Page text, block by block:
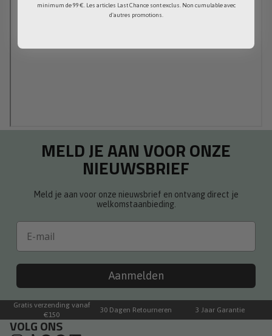
MELD JE AAN VOOR ONZE
NIEUWSBRIEF
Meld je aan voor onze nieuwsbrief en ontvang direct je
welkomstaanbieding.
Email
Aanmelden
Gratis verzending vanaf
€150
30 Dagen Retourneren 3 Jaar Garantie
VOLG ONS
minimum de 99 €. Les articles Last Chance sont exclus. Non cumulable avec
d'autres promotions.